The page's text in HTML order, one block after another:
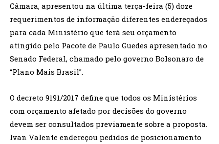
Câmara, apresentou na última terça-feira (5) doze
requerimentos de informação diferentes endereçados
para cada Ministério que terá seu orçamento
atingido pelo Pacote de Paulo Guedes apresentado no
Senado Federal, chamado pelo governo Bolsonaro de
“Plano Mais Brasil”.
O decreto 9191/2017 define que todos os Ministérios
com orçamento afetado por decisões do governo
devem ser consultados previamente sobre a proposta.
Ivan Valente endereçou pedidos de posicionamento